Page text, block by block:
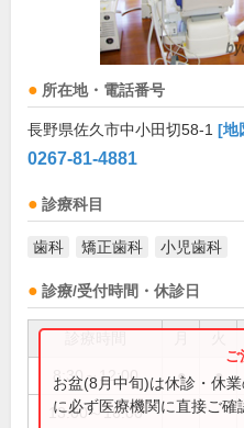
所在地・電話番号
長野県佐久市中小田切58-1 [地
0267-81-4881
診療科目
歯科 矯正歯科 小児歯科
診療/受付時間・休診日
8:30～12:00 ● ●
13:00～16:00
お盆(8月中旬)は休診・休
に必ず医療機関に直接ご確